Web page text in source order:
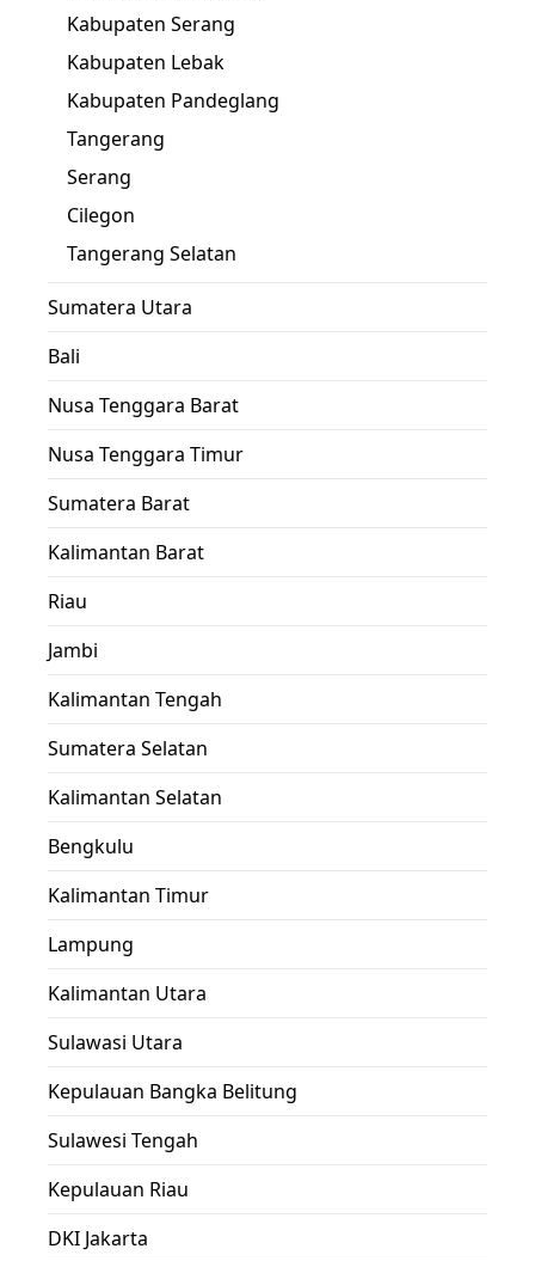
Kabupaten Serang
Kabupaten Lebak
Kabupaten Pandeglang
Tangerang
Serang
Cilegon
Tangerang Selatan
Sumatera Utara
Bali
Nusa Tenggara Barat
Nusa Tenggara Timur
Sumatera Barat
Kalimantan Barat
Riau
Jambi
Kalimantan Tengah
Sumatera Selatan
Kalimantan Selatan
Bengkulu
Kalimantan Timur
Lampung
Kalimantan Utara
Sulawasi Utara
Kepulauan Bangka Belitung
Sulawesi Tengah
Kepulauan Riau
DKI Jakarta